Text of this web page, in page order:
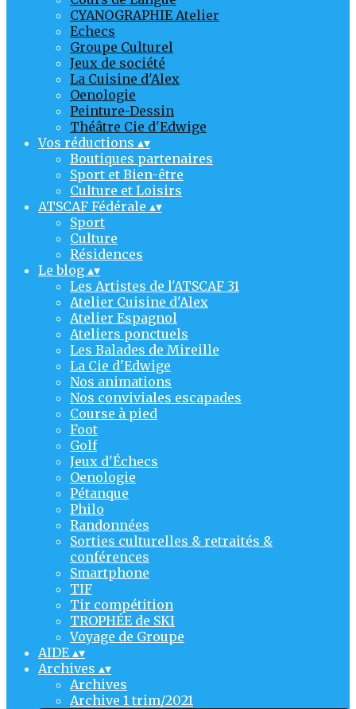
CYANOGRAPHIE Atelier
Echecs
Groupe Culturel
Jeux de société
La Cuisine d'Alex
Oenologie
Peinture-Dessin
Théâtre Cie d'Edwige
Vos réductions ▴▾
Boutiques partenaires
Sport et Bien-être
Culture et Loisirs
ATSCAF Fédérale ▴▾
Sport
Culture
Résidences
Le blog ▴▾
Les Artistes de l'ATSCAF 31
Atelier Cuisine d'Alex
Atelier Espagnol
Ateliers ponctuels
Les Balades de Mireille
La Cie d'Edwige
Nos animations
Nos conviviales escapades
Course à pied
Foot
Golf
Jeux d'Échecs
Oenologie
Pétanque
Philo
Randonnées
Sorties culturelles & retraités &
conférences
Smartphone
TIF
Tir compétition
TROPHÉE de SKI
Voyage de Groupe
AIDE ▴▾
Archives ▴▾
Archives
Archive 1 trim/2021